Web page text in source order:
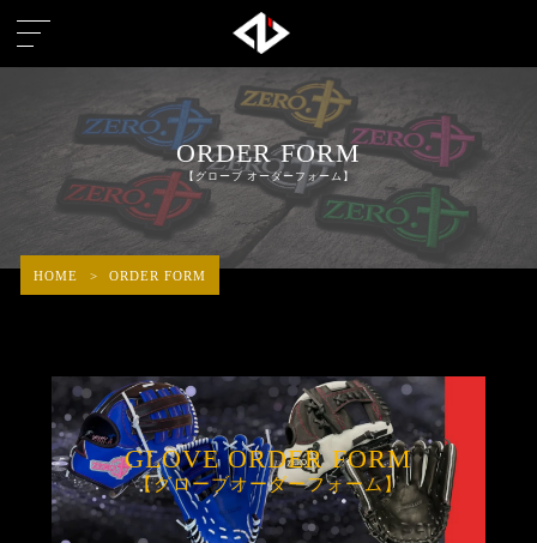
ORDER FORM
【グローブ オーダーフォーム】
HOME > ORDER FORM
GLOVE ORDER FORM
【グローブオーダーフォーム】